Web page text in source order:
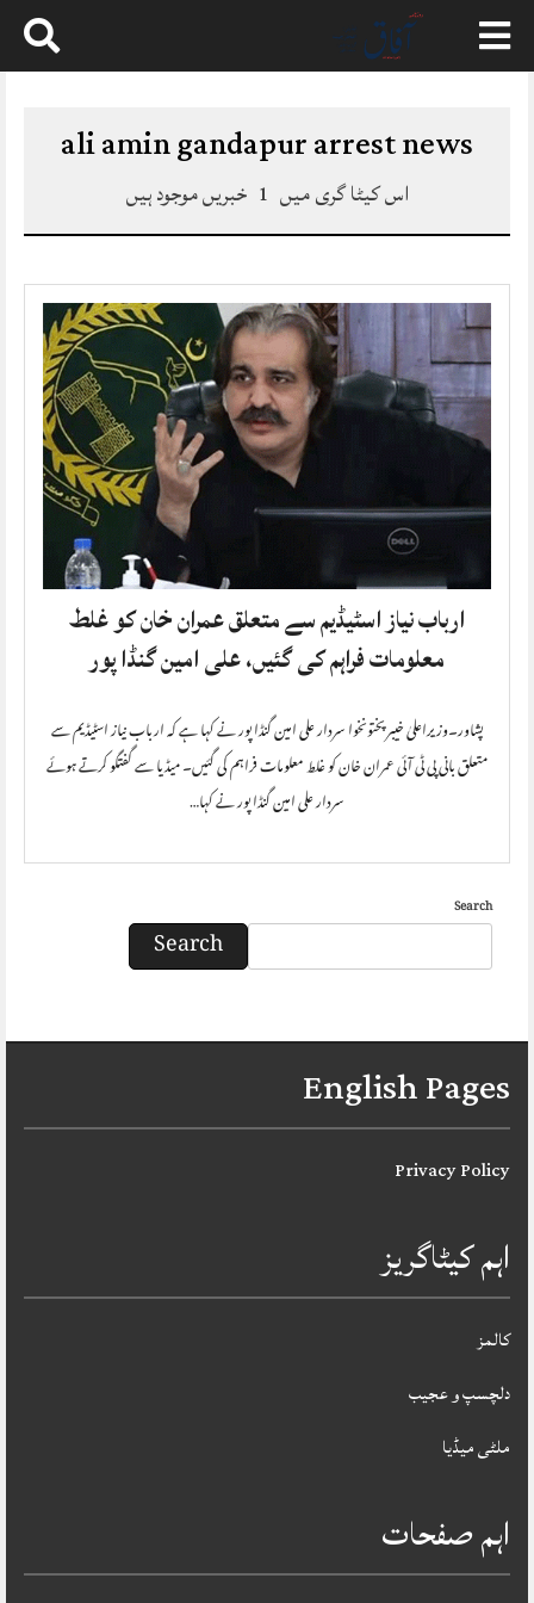
Skip
Search
Search
ali amin gandapur arrest news
اس کیٹا گری میں 1 خبریں موجود ہیں
ارباب نیاز اسٹیڈیم سے متعلق عمران خان کو غلط
معلومات فراہم کی گئیں، علی امین گنڈا پور
پشاور۔وزیراعلیٰ خیبرپختونخوا سردار علی امین گنڈا پور نے کہا ہے کہ ارباب نیاز اسٹیڈیم سے
متعلق بانی پی ٹی آئی عمران خان کو غلط معلومات فراہم کی گئیں۔ میڈیا سے گفتگو کرتے ہوئے
سردار علی امین گنڈا پور نے کہا…
English Pages
Privacy Policy
اہم کیٹاگریز
کالمز
دلچسپ و عجیب
ملٹی میڈیا
اہم صفحات